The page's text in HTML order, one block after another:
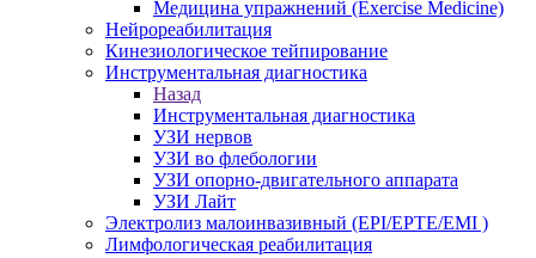
Медицина упражнений (Exercise Medicine)
Нейрореабилитация
Кинезиологическое тейпирование
Инструментальная диагностика
Назад
Инструментальная диагностика
УЗИ нервов
УЗИ во флебологии
УЗИ опорно-двигательного аппарата
УЗИ Лайт
Электролиз малоинвазивный (EPI/EPTE/EMI )
Лимфологическая реабилитация